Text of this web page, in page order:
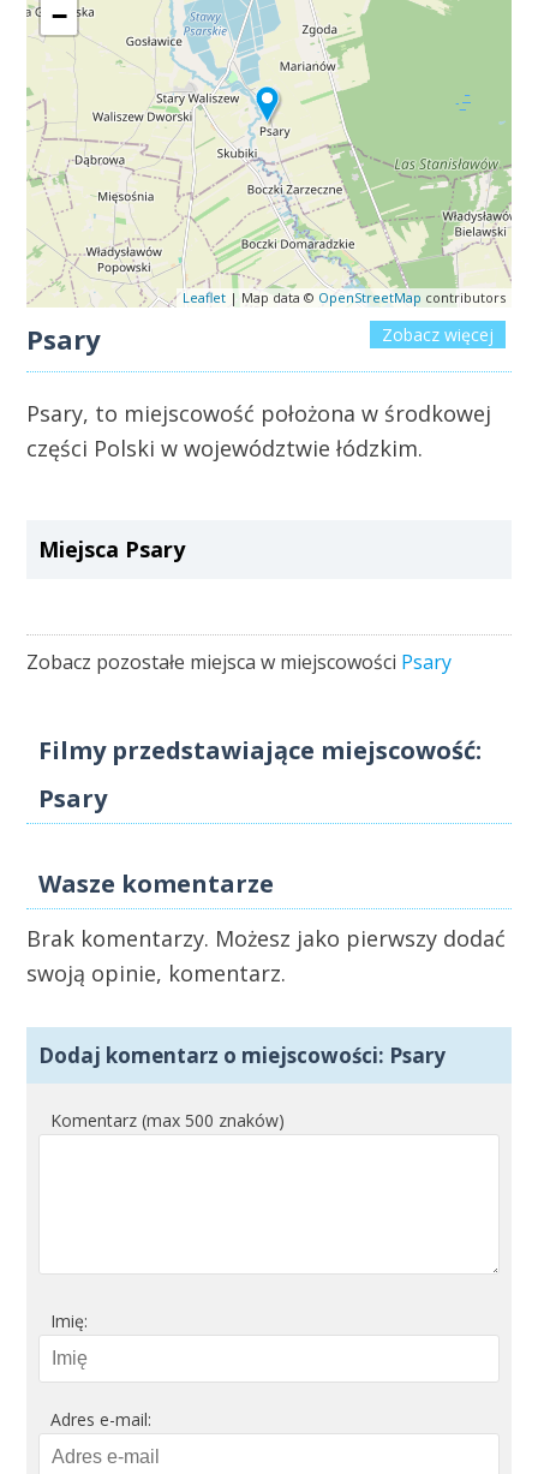
−
Leaflet| Map data © OpenStreetMap contributors
Zobacz więcej
Psary
Psary, to miejscowość położona w środkowej
części Polski w województwie łódzkim.
Miejsca Psary
Zobacz pozostałe miejsca w miejscowości Psary
Filmy przedstawiające miejscowość:
Psary
Wasze komentarze
Brak komentarzy. Możesz jako pierwszy dodać
swoją opinie, komentarz.
Dodaj komentarz o miejscowości: Psary
Komentarz (max 500 znaków)
Imię:
Adres e-mail: